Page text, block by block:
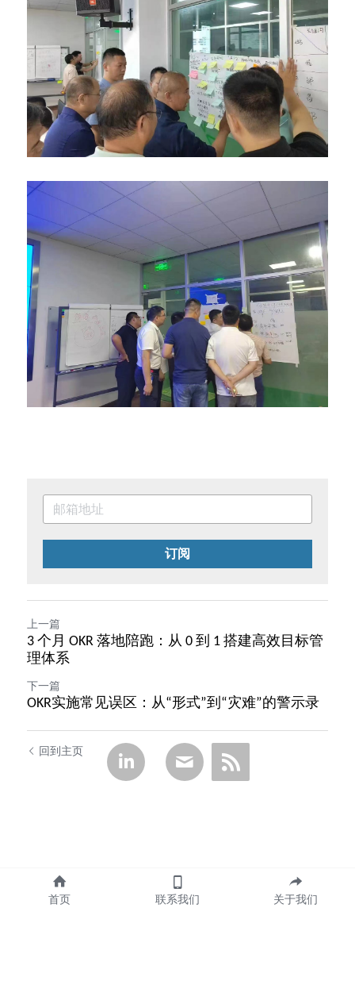
订阅
上一篇
3 个月 OKR 落地陪跑：从 0 到 1 搭建高效目标管
理体系
下一篇
OKR实施常见误区：从“形式”到“灾难”的警示录
回到主页
首页 联系我们 关于我们